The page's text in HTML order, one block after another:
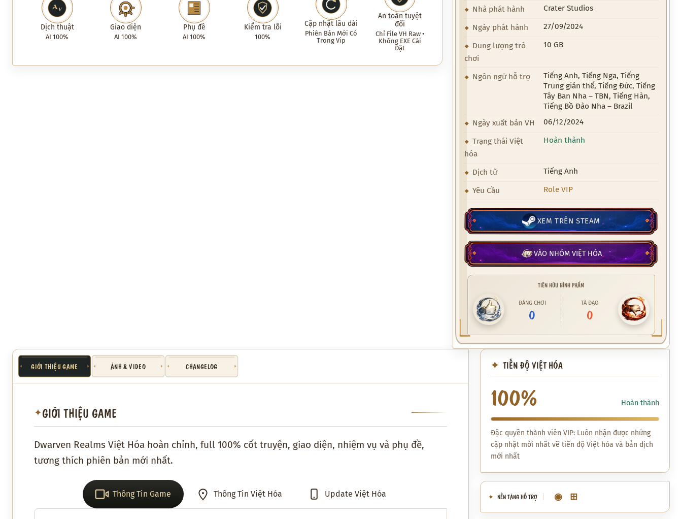
Dịch thuật
AI 100%
Giao diện
AI 100%
Phụ đề
AI 100%
Kiểm tra lỗi
100%
Cập nhật lâu dài
Phiên Bản Mới Có
Trong Vip
An toàn tuyệt
đối
Chỉ File VH Raw •
Không EXE Cài
Đặt
Nhà phát hành Crater Studios
Ngày phát hành 27/09/2024
Dung lượng trò
chơi
10 GB
Ngôn ngữ hỗ trợ
Tiếng Anh, Tiếng Nga, Tiếng
Trung giản thể, Tiếng Đức, Tiếng
Tây Ban Nha – TBN, Tiếng Hàn,
Tiếng Bồ Đào Nha – Brazil
Ngày xuất bản VH
06/12/2024
Trạng thái Việt
hóa
Hoàn thành
Dịch từ Tiếng Anh
Yêu Cầu Role VIP
XEM TRÊN STEAM
VÀO NHÓM VIỆT HÓA
TIÊN HỮU BÌNH PHẨM
ĐÁNG CHƠI
0
TÀ ĐẠO
0
GIỚI THIỆU GAME ẢNH & VIDEO CHANGELOG
✦GIỚI THIỆU GAME
Dwarven Realms Việt Hóa hoàn chỉnh, full 100% cốt truyện, giao diện, nhiệm vụ và phụ đề,
tương thích phiên bản mới nhất.
Thông Tin Game Thông Tin Việt Hóa Update Việt Hóa
TIẾN ĐỘ VIỆT HÓA
100% Hoàn thành
Đặc quyền thành viên VIP: Luôn nhận được những
cập nhật mới nhất về tiến độ Việt hóa và bản dịch
mới nhất
NỀN TẢNG HỖ TRỢ ◉ ⊞